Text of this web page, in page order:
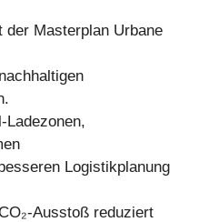
Masterplan Urbane
Ladezonen,
Logistikplanung
Ausstoß reduziert